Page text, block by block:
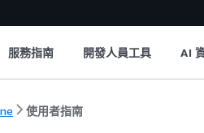
服務指南 開發人員工具 AI
使用者指南